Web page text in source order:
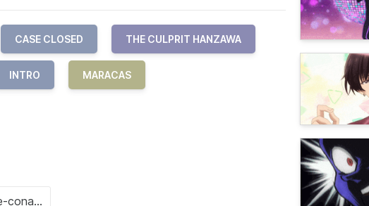
CASE CLOSED THE CULPRIT HANZAWA
INTRO MARACAS